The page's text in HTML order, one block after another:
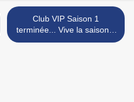
Club VIP Saison 1
terminée... Vive la saison 2
! + Atelier du 26 juin >